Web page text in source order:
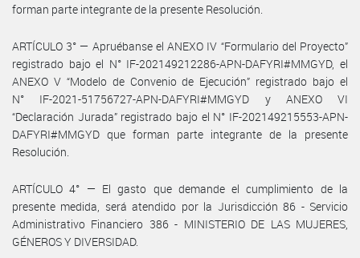
forman parte integrante de la presente Resolución.
ARTÍCULO 3° — Apruébanse el ANEXO IV “Formulario del Proyecto”
registrado bajo el N° IF-202149212286-APN-DAFYRI#MMGYD, el
ANEXO V “Modelo de Convenio de Ejecución” registrado bajo el
N° IF-2021-51756727-APN-DAFYRI#MMGYD y ANEXO VI
“Declaración Jurada” registrado bajo el N° IF-202149215553-APN-
DAFYRI#MMGYD que forman parte integrante de la presente
Resolución.
ARTÍCULO 4° — El gasto que demande el cumplimiento de la
presente medida, será atendido por la Jurisdicción 86 - Servicio
Administrativo Financiero 386 - MINISTERIO DE LAS MUJERES,
GÉNEROS Y DIVERSIDAD.